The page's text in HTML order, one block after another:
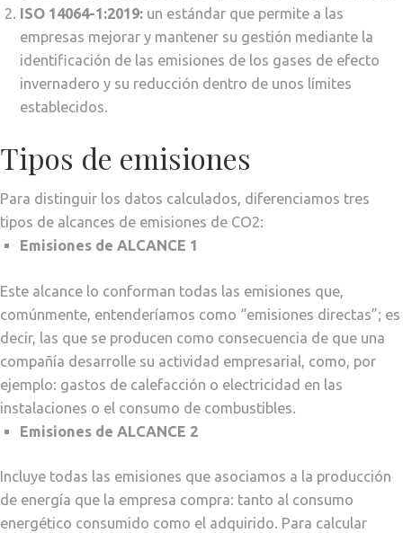
ISO 14064-1:2019: un estándar que permite a las
empresas mejorar y mantener su gestión mediante la
identificación de las emisiones de los gases de efecto
invernadero y su reducción dentro de unos límites
establecidos.
Tipos de emisiones
Para distinguir los datos calculados, diferenciamos tres
tipos de alcances de emisiones de CO2:
Emisiones de ALCANCE 1
Este alcance lo conforman todas las emisiones que,
comúnmente, entenderíamos como “emisiones directas”; es
decir, las que se producen como consecuencia de que una
compañía desarrolle su actividad empresarial, como, por
ejemplo: gastos de calefacción o electricidad en las
instalaciones o el consumo de combustibles.
Emisiones de ALCANCE 2
Incluye todas las emisiones que asociamos a la producción
de energía que la empresa compra: tanto al consumo
energético consumido como el adquirido. Para calcular